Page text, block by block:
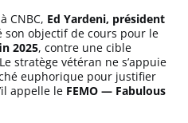
CNBC, Ed Yardeni, président
son objectif de cours pour le
2025, contre une cible
stratège vétéran ne s’appuie
euphorique pour justifier
appelle le FEMO — Fabulous